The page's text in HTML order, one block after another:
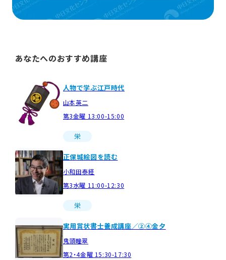
あなたへのおすすめ講座
人物で学ぶ江戸時代
山本英二
第3金曜 13:00-15:00
栄
正保城絵図を読む
小和田泰経
第3水曜 11:00-12:30
栄
実用賞状書士養成講座／②④金夕
鬼頭瞳翠
第2・4金曜 15:30-17:30